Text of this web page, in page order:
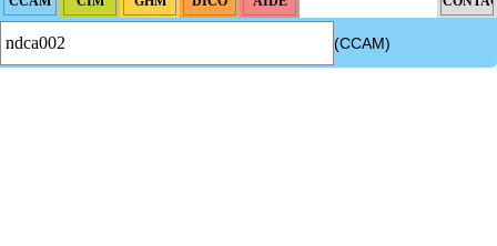
(CCAM)